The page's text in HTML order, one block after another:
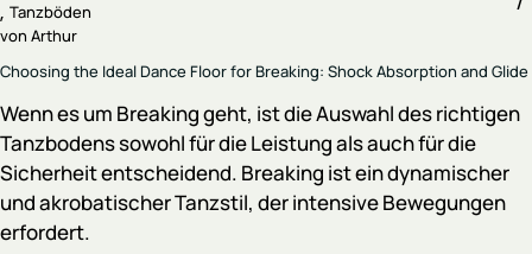
Tanzböden
von Arthur
Choosing the Ideal Dance Floor for Breaking: Shock Absorption and Glide
Wenn es um Breaking geht, ist die Auswahl des richtigen
Tanzbodens sowohl für die Leistung als auch für die
Sicherheit entscheidend. Breaking ist ein dynamischer
und akrobatischer Tanzstil, der intensive Bewegungen
erfordert.